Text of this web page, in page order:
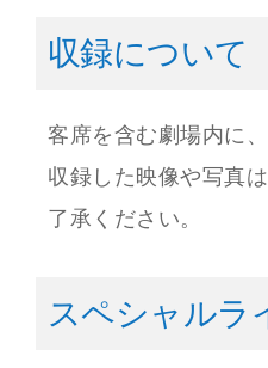
収録について
客席を含む劇場内に
収録した映像や写真
了承ください。
スペシャルラ